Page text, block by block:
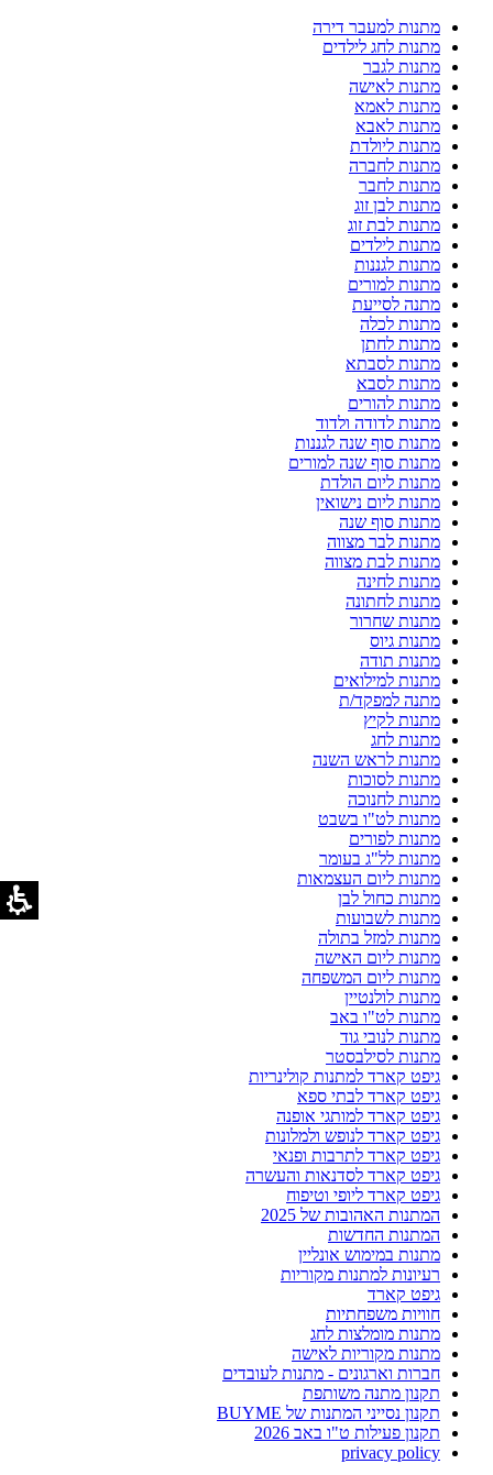
מתנות למעבר דירה
מתנות לחג לילדים
מתנות לגבר
מתנות לאישה
מתנות לאמא
מתנות לאבא
מתנות ליולדת
מתנות לחברה
מתנות לחבר
מתנות לבן זוג
מתנות לבת זוג
מתנות לילדים
מתנות לגננות
מתנות למורים
מתנה לסייעת
מתנות לכלה
מתנות לחתן
מתנות לסבתא
מתנות לסבא
מתנות להורים
מתנות לדודה ולדוד
מתנות סוף שנה לגננות
מתנות סוף שנה למורים
מתנות ליום הולדת
מתנות ליום נישואין
מתנות סוף שנה
מתנות לבר מצווה
מתנות לבת מצווה
מתנות לחינה
מתנות לחתונה
מתנות שחרור
מתנות גיוס
מתנות תודה
מתנות למילואים
מתנה למפקד/ת
מתנות לקיץ
מתנות לחג
מתנות לראש השנה
מתנות לסוכות
מתנות לחנוכה
מתנות לט"ו בשבט
מתנות לפורים
מתנות לל"ג בעומר
מתנות ליום העצמאות
מתנות כחול לבן
מתנות לשבועות
מתנות למזל בתולה
מתנות ליום האישה
מתנות ליום המשפחה
מתנות לולנטיין
מתנות לט"ו באב
מתנות לנובי גוד
מתנות לסילבסטר
גיפט קארד למתנות קולינריות
גיפט קארד לבתי ספא
גיפט קארד למותגי אופנה
גיפט קארד לנופש ולמלונות
גיפט קארד לתרבות ופנאי
גיפט קארד לסדנאות והעשרה
גיפט קארד ליופי וטיפוח
המתנות האהובות של 2025
המתנות החדשות
מתנות במימוש אונליין
רעיונות למתנות מקוריות
גיפט קארד
חוויות משפחתיות
מתנות מומלצות לחג
מתנות מקוריות לאישה
חברות וארגונים - מתנות לעובדים
תקנון מתנה משותפת
תקנון נסייני המתנות של BUYME
תקנון פעילות ט"ו באב 2026
privacy policy